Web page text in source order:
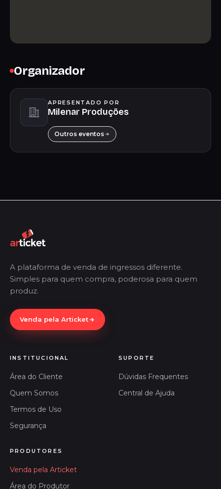
Organizador
APRESENTADO POR
Milenar Produções
Outros eventos
A plataforma de venda de ingressos diferente.
Simples para quem compra, poderosa para quem
produz.
Venda pela Articket
INSTITUCIONAL
Área do Cliente
Quem Somos
Termos de Uso
Segurança
SUPORTE
Dúvidas Frequentes
Central de Ajuda
PRODUTORES
Venda pela Articket
Área do Produtor